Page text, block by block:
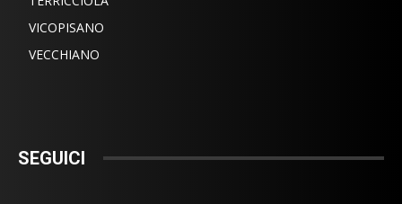
VICOPISANO
VECCHIANO
SEGUICI